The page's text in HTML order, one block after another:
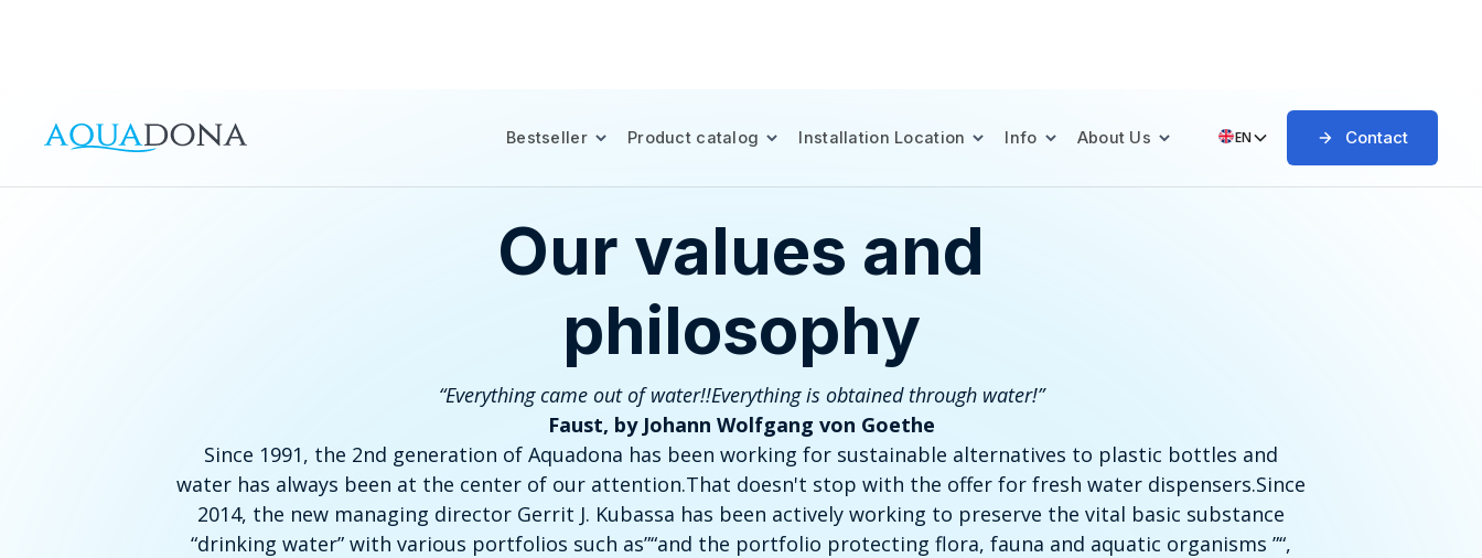
Bestseller Product catalog Installation Location Info About Us EN Contact
Our values and
philosophy
“Everything came out of water!!Everything is obtained through water!”
Faust, by Johann Wolfgang von Goethe
Since 1991, the 2nd generation of Aquadona has been working for sustainable alternatives to plastic bottles and
water has always been at the center of our attention.That doesn't stop with the offer for fresh water dispensers.Since
2014, the new managing director Gerrit J. Kubassa has been actively working to preserve the vital basic substance
“drinking water” with various portfolios such as”“and the portfolio protecting flora, fauna and aquatic organisms ”“,